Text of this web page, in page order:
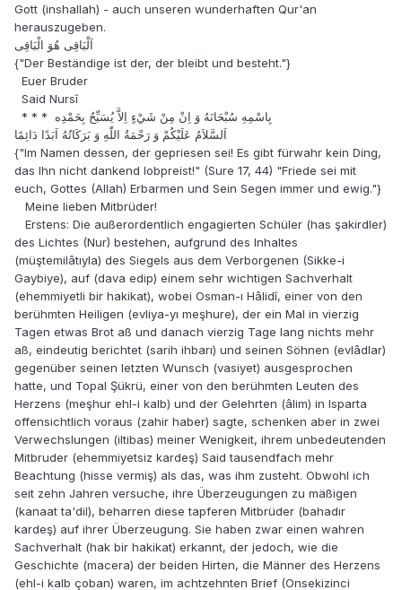
Gott (inshallah) - auch unseren wunderhaften Qur'an
herauszugeben.
اَلْبَاقِى هُوَ الْبَاقِى
{"Der Beständige ist der, der bleibt und besteht."}
Euer Bruder
Said Nursî
* * * بِاسْمِهِ سُبْحَانَهُ وَ اِنْ مِنْ شَيْءٍ اِلاَّ يُسَبِّحُ بِحَمْدِه
اَلسَّلاَمُ عَلَيْكُمْ وَ رَحْمَةُ اللّٰهِ وَ بَرَكَاتُهُ اَبَدًا دَائِمًا
{"Im Namen dessen, der gepriesen sei! Es gibt fürwahr kein Ding,
das Ihn nicht dankend lobpreist!" (Sure 17, 44) "Friede sei mit
euch, Gottes (Allah) Erbarmen und Sein Segen immer und ewig."}
Meine lieben Mitbrüder!
Erstens: Die außerordentlich engagierten Schüler (has şakirdler)
des Lichtes (Nur) bestehen, aufgrund des Inhaltes
(müştemilâtıyla) des Siegels aus dem Verborgenen (Sikke-i
Gaybiye), auf (dava edip) einem sehr wichtigen Sachverhalt
(ehemmiyetli bir hakikat), wobei Osman-ı Hâlidî, einer von den
berühmten Heiligen (evliya-yı meşhure), der ein Mal in vierzig
Tagen etwas Brot aß und danach vierzig Tage lang nichts mehr
aß, eindeutig berichtet (sarih ihbarı) und seinen Söhnen (evlâdlar)
gegenüber seinen letzten Wunsch (vasiyet) ausgesprochen
hatte, und Topal Şükrü, einer von den berühmten Leuten des
Herzens (meşhur ehl-i kalb) und der Gelehrten (âlim) in Isparta
offensichtlich voraus (zahir haber) sagte, schenken aber in zwei
Verwechslungen (iltibas) meiner Wenigkeit, ihrem unbedeutenden
Mitbruder (ehemmiyetsiz kardeş) Said tausendfach mehr
Beachtung (hisse vermiş) als das, was ihm zusteht. Obwohl ich
seit zehn Jahren versuche, ihre Überzeugungen zu mäßigen
(kanaat ta'dil), beharren diese tapferen Mitbrüder (bahadır
kardeş) auf ihrer Überzeugung. Sie haben zwar einen wahren
Sachverhalt (hak bir hakikat) erkannt, der jedoch, wie die
Geschichte (macera) der beiden Hirten, die Männer des Herzens
(ehl-i kalb çoban) waren, im achtzehnten Brief (Onsekizinci